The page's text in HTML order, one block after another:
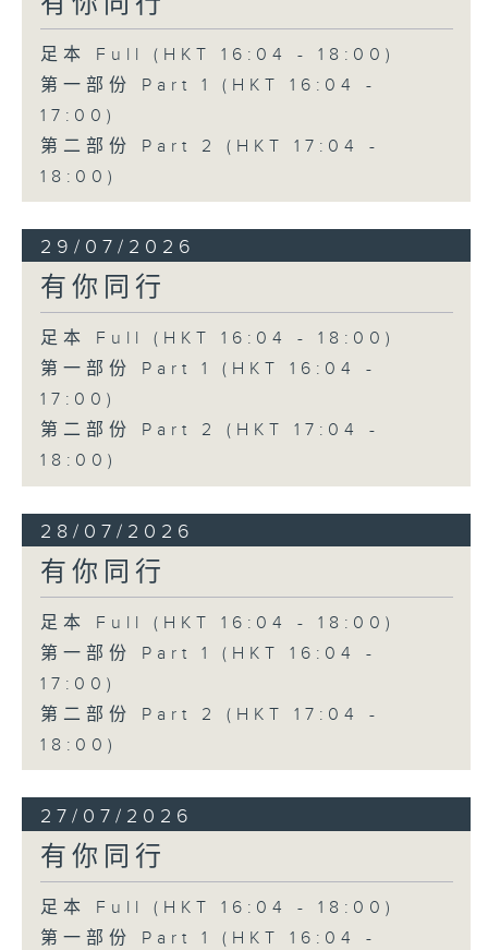
足本 Full (HKT 16:04 - 18:00)
第一部份 Part 1 (HKT 16:04 -
17:00)
第二部份 Part 2 (HKT 17:04 -
18:00)
29/07/2026
有你同行
足本 Full (HKT 16:04 - 18:00)
第一部份 Part 1 (HKT 16:04 -
17:00)
第二部份 Part 2 (HKT 17:04 -
18:00)
28/07/2026
有你同行
足本 Full (HKT 16:04 - 18:00)
第一部份 Part 1 (HKT 16:04 -
17:00)
第二部份 Part 2 (HKT 17:04 -
18:00)
27/07/2026
有你同行
足本 Full (HKT 16:04 - 18:00)
第一部份 Part 1 (HKT 16:04 -